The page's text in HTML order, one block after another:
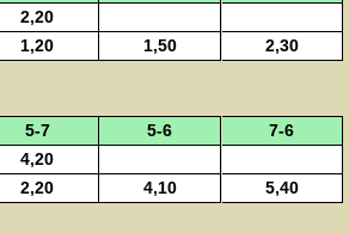
2,20
1,20 1,50 2,30
5-7 5-6
7-6
4,20
2,20 4,10 5,40